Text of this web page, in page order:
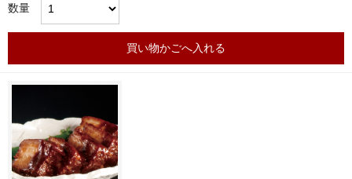
数量
買い物かごへ入れる